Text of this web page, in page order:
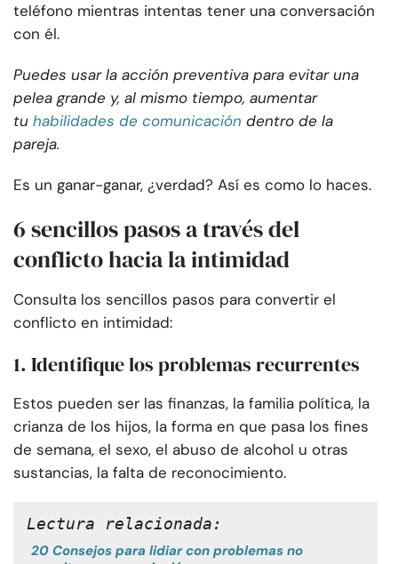
teléfono mientras intentas tener una conversación
con él.
Puedes usar la acción preventiva para evitar una
pelea grande y, al mismo tiempo, aumentar
tu habilidades de comunicación dentro de la
pareja.
Es un ganar-ganar, ¿verdad? Así es como lo haces.
6 sencillos pasos a través del
conflicto hacia la intimidad
Consulta los sencillos pasos para convertir el
conflicto en intimidad:
1. Identifique los problemas recurrentes
Estos pueden ser las finanzas, la familia política, la
crianza de los hijos, la forma en que pasa los fines
de semana, el sexo, el abuso de alcohol u otras
sustancias, la falta de reconocimiento.
Lectura relacionada:
20 Consejos para lidiar con problemas no